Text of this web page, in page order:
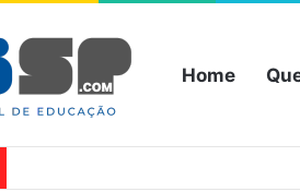
Home